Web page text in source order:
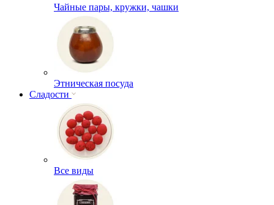
Чайные пары, кружки, чашки
Этническая посуда
Сладости
Все виды